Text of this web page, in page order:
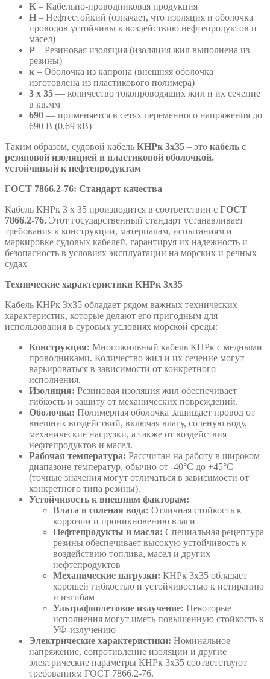
К – Кабельно-проводниковая продукция
Н – Нефтестойкий (означает, что изоляция и оболочка
проводов устойчивы к воздействию нефтепродуктов и
масел)
Р – Резиновая изоляция (изоляция жил выполнена из
резины)
к – Оболочка из капрона (внешняя оболочка
изготовлена из пластикового полимера)
3 х 35 — количество токопроводящих жил и их сечение
в кв.мм
690 — применяется в сетях переменного напряжения до
690 В (0,69 кВ)
Таким образом, судовой кабель КНРк 3х35 – это кабель с
резиновой изоляцией и пластиковой оболочкой,
устойчивый к нефтепродуктам
ГОСТ 7866.2-76: Стандарт качества
Кабель КНРк 3 х 35 производится в соответствии с ГОСТ
7866.2-76. Этот государственный стандарт устанавливает
требования к конструкции, материалам, испытаниям и
маркировке судовых кабелей, гарантируя их надежность и
безопасность в условиях эксплуатации на морских и речных
судах
Технические характеристики КНРк 3х35
Кабель КНРк 3х35 обладает рядом важных технических
характеристик, которые делают его пригодным для
использования в суровых условиях морской среды:
Конструкция: Многожильный кабель КНРк с медными
проводниками. Количество жил и их сечение могут
варьироваться в зависимости от конкретного
исполнения.
Изоляция: Резиновая изоляция жил обеспечивает
гибкость и защиту от механических повреждений.
Оболочка: Полимерная оболочка защищает провод от
внешних воздействий, включая влагу, соленую воду,
механические нагрузки, а также от воздействия
нефтепродуктов и масел.
Рабочая температура: Рассчитан на работу в широком
диапазоне температур, обычно от -40°C до +45°C
(точные значения могут отличаться в зависимости от
конкретного типа резины).
Устойчивость к внешним факторам:
Влага и соленая вода: Отличная стойкость к
коррозии и проникновению влаги
Нефтепродукты и масла: Специальная рецептура
резины обеспечивает высокую устойчивость к
воздействию топлива, масел и других
нефтепродуктов
Механические нагрузки: КНРк 3х35 обладает
хорошей гибкостью и устойчивостью к истиранию
и изгибам
Ультрафиолетовое излучение: Некоторые
исполнения могут иметь повышенную стойкость к
УФ-излучению
Электрические характеристики: Номинальное
напряжение, сопротивление изоляции и другие
электрические параметры КНРк 3х35 соответствуют
требованиям ГОСТ 7866.2-76.